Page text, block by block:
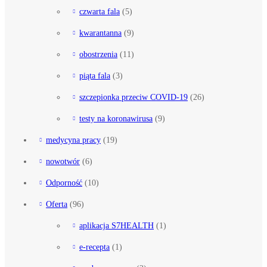
czwarta fala (5)
kwarantanna (9)
obostrzenia (11)
piąta fala (3)
szczepionka przeciw COVID-19 (26)
testy na koronawirusa (9)
medycyna pracy (19)
nowotwór (6)
Odporność (10)
Oferta (96)
aplikacja S7HEALTH (1)
e-recepta (1)